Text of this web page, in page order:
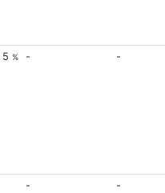
5 % - -
- -